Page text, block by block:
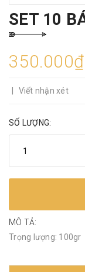
SET 10
350.000₫
Viết nhận xét
SỐ LƯỢNG:
MÔ TẢ:
Trọng lượng: 100gr